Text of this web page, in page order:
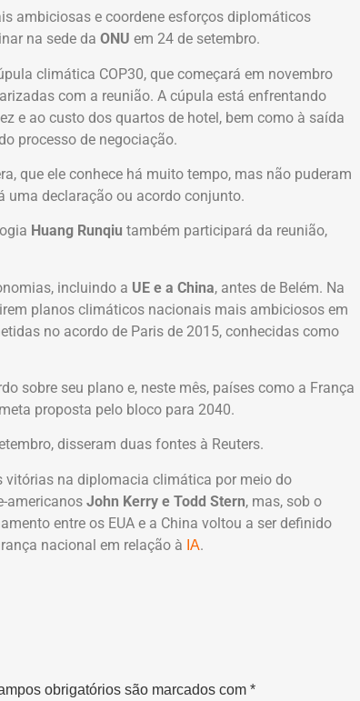
ambiciosas e coordene esforços diplomáticos
na sede da ONU em 24 de setembro.
climática COP30, que começará em novembro
com a reunião. A cúpula está enfrentando
e ao custo dos quartos de hotel, bem como à saída
processo de negociação.
que ele conhece há muito tempo, mas não puderam
uma declaração ou acordo conjunto.
Huang Runqiu também participará da reunião,
incluindo a UE e a China, antes de Belém. Na
planos climáticos nacionais mais ambiciosos em
no acordo de Paris de 2015, conhecidas como
sobre seu plano e, neste mês, países como a França
proposta pelo bloco para 2040.
disseram duas fontes à Reuters.
vitórias na diplomacia climática por meio do
americanos John Kerry e Todd Stern, mas, sob o
entre os EUA e a China voltou a ser definido
nacional em relação à IA.
obrigatórios são marcados com *